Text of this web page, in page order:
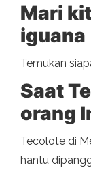
Mari
iguana
Temukan
Saat
orang
Tecolote di
hantu